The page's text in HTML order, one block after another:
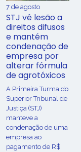
7 de agosto
STJ vê lesão a
direitos difusos
e mantém
condenação de
empresa por
alterar fórmula
de agrotóxicos
​A Primeira Turma do
Superior Tribunal de
Justiça (STJ)
manteve a
condenação de uma
empresa ao
pagamento de R$